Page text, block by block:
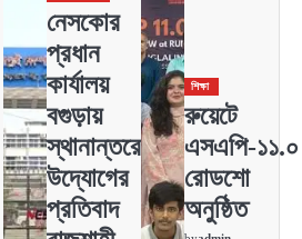
নেসকোর
প্রধান
কার্যালয়
বগুড়ায়
স্থানান্তরের
উদ্যোগের
প্রতিবাদ
শিক্ষা
রুয়েটে
এসএপি-১১.০
রোডশো
অনুষ্ঠিত